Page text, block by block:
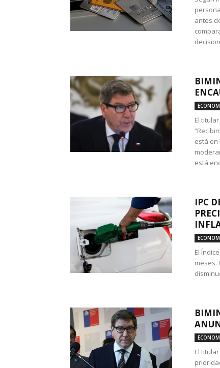
antes
El
está en
está
IPC
El
meses.
El